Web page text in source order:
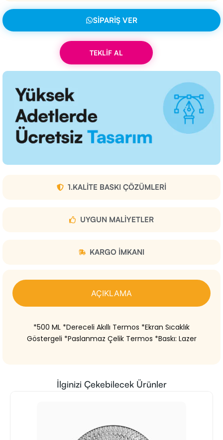
SIPARIŞ VER
TEKLİF AL
1.KALITE BASKI ÇÖZÜMLERI
UYGUN MALIYETLER
KARGO IMKANI
AÇIKLAMA
*500 ML *Dereceli Akıllı Termos *Ekran Sıcaklık
Göstergeli *Paslanmaz Çelik Termos *Baskı: Lazer
İlginizi Çekebilecek Ürünler